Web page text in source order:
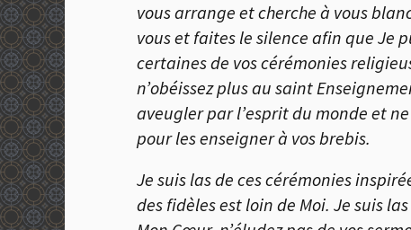
vous arrange et cherche à vous
vous et faites le silence afin que Je
certaines de vos cérémonies
n’obéissez plus au saint
aveugler par l’esprit du monde et
pour les enseigner à vos brebis.
Je suis las de ces cérémonies
des fidèles est loin de Moi. Je suis